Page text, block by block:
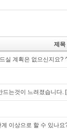
제목
실 계획은 없으신지요?
드는것이 느려졌습니다.
이상으로 할 수 있나요